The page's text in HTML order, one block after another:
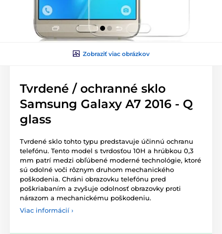
Zobraziť viac obrázkov
Tvrdené / ochranné sklo
Samsung Galaxy A7 2016 - Q
glass
Tvrdené sklo tohto typu predstavuje účinnú ochranu
telefónu. Tento model s tvrdosťou 10H a hrúbkou 0,3
mm patrí medzi obľúbené moderné technológie, ktoré
sú odolné voči rôznym druhom mechanického
poškodenia. Chráni obrazovku telefónu pred
poškriabaním a zvyšuje odolnosť obrazovky proti
nárazom a mechanickému poškodeniu.
Viac informácií ›